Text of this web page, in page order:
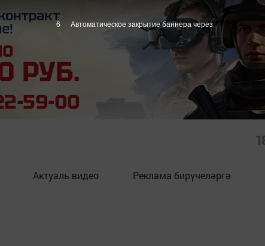
Актуаль видео Реклама бирүчеләргә
5 Автоматическое закрытие баннера через